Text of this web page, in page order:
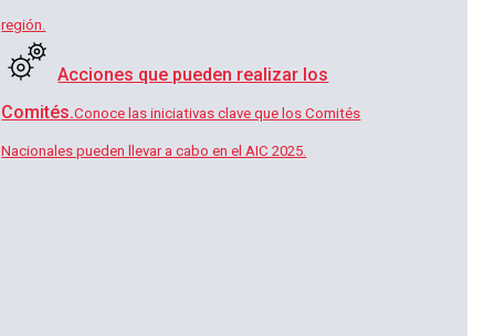
región.
Acciones que pueden realizar los
Comités.Conoce las iniciativas clave que los Comités
Nacionales pueden llevar a cabo en el AIC 2025.